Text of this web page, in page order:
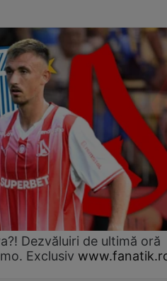
Dezvăluiri de ultimă oră
Exclusiv